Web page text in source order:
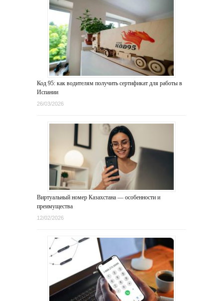
Код 95: как водителям получить сертификат для работы в
Испании
26/03/2026
Виртуальный номер Казахстана — особенности и
преимущества
12/02/2026